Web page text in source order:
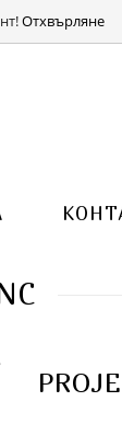
Отхвърляне